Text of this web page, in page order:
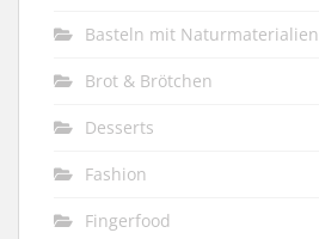
Basteln mit Naturmaterialien
Brot & Brötchen
Desserts
Fashion
Fingerfood